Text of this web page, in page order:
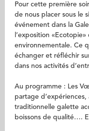
Pour cette première
de nous placer sous le
événement dans la
l’exposition
environnementale. Ce
échanger et réfléchir
dans nos activités
Au programme : Les
partage
traditionnelle galette
boissons de qualité….